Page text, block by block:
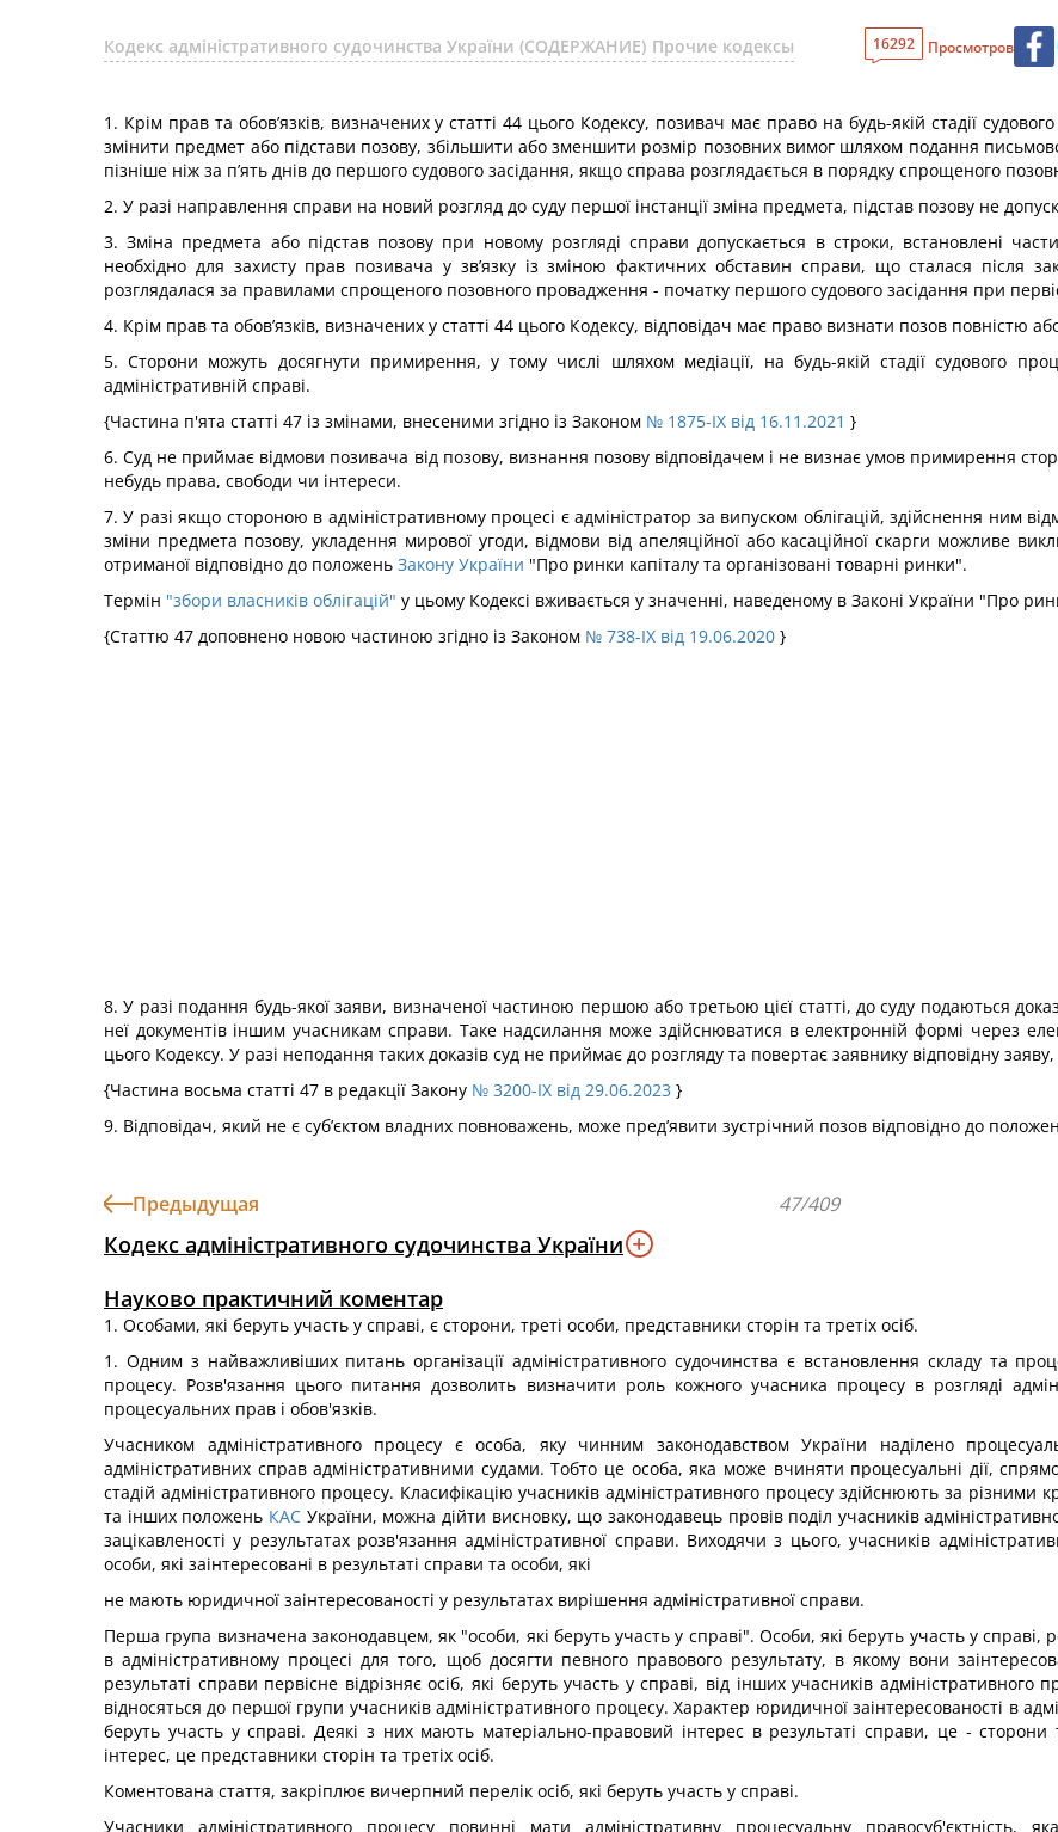
Кодекс адміністративного судочинства України (СОДЕРЖАНИЕ) Прочие кодексы 16292 Просмотров
1. Крім прав та обов’язків, визначених у статті 44 цього Кодексу, позивач має право на будь-якій стадії
змінити предмет або підстави позову, збільшити або зменшити розмір позовних вимог шляхом подання
пізніше ніж за п’ять днів до першого судового засідання, якщо справа розглядається в порядку спрощеного
2. У разі направлення справи на новий розгляд до суду першої інстанції зміна предмета, підстав позову не
3. Зміна предмета або підстав позову при новому розгляді справи допускається в строки, встановлені
необхідно для захисту прав позивача у зв’язку із зміною фактичних обставин справи, що сталася після
розглядалася за правилами спрощеного позовного провадження - початку першого судового засідання при
4. Крім прав та обов’язків, визначених у статті 44 цього Кодексу, відповідач має право визнати позов повністю
5. Сторони можуть досягнути примирення, у тому числі шляхом медіації, на будь-якій стадії судового
адміністративній справі.
{Частина п'ята статті 47 із змінами, внесеними згідно із Законом № 1875-IX від 16.11.2021 }
6. Суд не приймає відмови позивача від позову, визнання позову відповідачем і не визнає умов примирення
небудь права, свободи чи інтереси.
7. У разі якщо стороною в адміністративному процесі є адміністратор за випуском облігацій, здійснення ним
зміни предмета позову, укладення мирової угоди, відмови від апеляційної або касаційної скарги можливе
отриманої відповідно до положень Закону України "Про ринки капіталу та організовані товарні ринки".
Термін "збори власників облігацій" у цьому Кодексі вживається у значенні, наведеному в Законі України "Про
{Статтю 47 доповнено новою частиною згідно із Законом № 738-IX від 19.06.2020 }
8. У разі подання будь-якої заяви, визначеної частиною першою або третьою цієї статті, до суду подаються
неї документів іншим учасникам справи. Таке надсилання може здійснюватися в електронній формі через
цього Кодексу. У разі неподання таких доказів суд не приймає до розгляду та повертає заявнику відповідну
{Частина восьма статті 47 в редакції Закону № 3200-IX від 29.06.2023 }
9. Відповідач, який не є суб’єктом владних повноважень, може пред’явити зустрічний позов відповідно до
Предыдущая 47/409
Кодекс адміністративного судочинства України
Науково практичний коментар
1. Особами, які беруть участь у справі, є сторони, треті особи, представники сторін та третіх осіб.
1. Одним з найважливіших питань організації адміністративного судочинства є встановлення складу та
процесу. Розв'язання цього питання дозволить визначити роль кожного учасника процесу в розгляді
процесуальних прав і обов'язків.
Учасником адміністративного процесу є особа, яку чинним законодавством України наділено
адміністративних справ адміністративними судами. Тобто це особа, яка може вчиняти процесуальні дії,
стадій адміністративного процесу. Класифікацію учасників адміністративного процесу здійснюють за різними
та інших положень КАСУкраїни, можна дійти висновку, що законодавець провів поділ учасників
зацікавленості у результатах розв'язання адміністративної справи. Виходячи з цього, учасників
особи, які заінтересовані в результаті справи та особи, які
не мають юридичної заінтересованості у результатах вирішення адміністративної справи.
Перша група визначена законодавцем, як "особи, які беруть участь у справі". Особи, які беруть участь у справі,
в адміністративному процесі для того, щоб досягти певного правового результату, в якому вони
результаті справи первісне відрізняє осіб, які беруть участь у справі, від інших учасників адміністративного
відносяться до першої групи учасників адміністративного процесу. Характер юридичної заінтересованості в
беруть участь у справі. Деякі з них мають матеріально-правовий інтерес в результаті справи, це -
інтерес, це представники сторін та третіх осіб.
Коментована стаття, закріплює вичерпний перелік осіб, які беруть участь у справі.
Учасники адміністративного процесу повинні мати адміністративну процесуальну правосуб'єктність,